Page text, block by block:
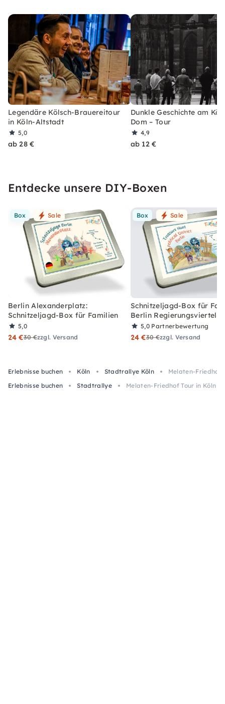
Legendäre Kölsch-Brauereitour
in Köln-Altstadt
5,0
ab 28 €
Dunkle Geschichte am
Dom – Tour
4,9
ab 12 €
Entdecke unsere DIY-Boxen
Box Sale
Berlin Alexanderplatz:
Schnitzeljagd-Box für Familien
5,0
24 €30 €zzgl. Versand
Box Sale
Schnitzeljagd-Box für
Berlin Regierungsviertel
5,0 Partnerbewertung
24 €30 €zzgl. Versand
Erlebnisse buchen Köln Stadtrallye Köln
Melaten-Friedhof
Erlebnisse buchen
Stadtrallye Melaten-Friedhof Tour in Köln